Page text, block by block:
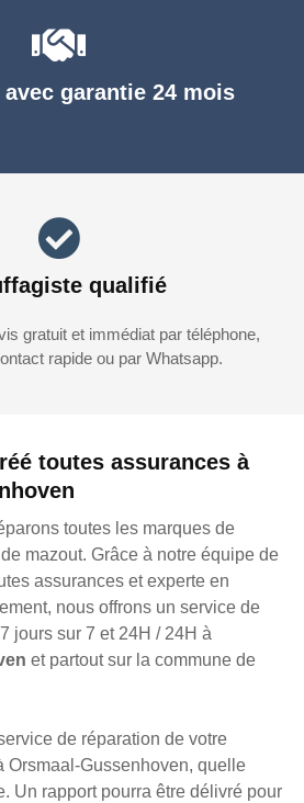
toutes assurances à
toutes les marques de
mazout. Grâce à notre équipe de
assurances et experte en
nous offrons un service de
jours sur 7 et 24H / 24H à
et partout sur la commune de
de réparation de votre
Orsmaal-Gussenhoven, quelle
Un rapport pourra être délivré pour
avec garantie 24 mois
qualifié
gratuit et immédiat par téléphone,
rapide ou par Whatsapp.